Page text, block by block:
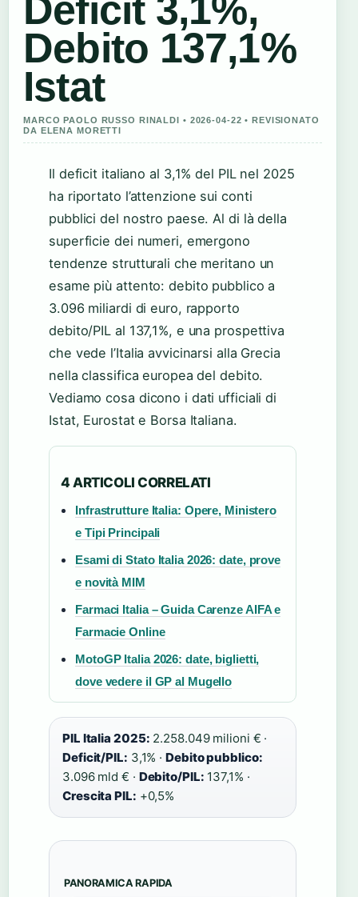
Deficit 3,1%,
Debito 137,1%
Istat
MARCO PAOLO RUSSO RINALDI • 2026-04-22 • REVISIONATO
DA ELENA MORETTI
Il deficit italiano al 3,1% del PIL nel 2025
ha riportato l’attenzione sui conti
pubblici del nostro paese. Al di là della
superficie dei numeri, emergono
tendenze strutturali che meritano un
esame più attento: debito pubblico a
3.096 miliardi di euro, rapporto
debito/PIL al 137,1%, e una prospettiva
che vede l’Italia avvicinarsi alla Grecia
nella classifica europea del debito.
Vediamo cosa dicono i dati ufficiali di
Istat, Eurostat e Borsa Italiana.
4 ARTICOLI CORRELATI
Infrastrutture Italia: Opere, Ministero
e Tipi Principali
Esami di Stato Italia 2026: date, prove
e novità MIM
Farmaci Italia – Guida Carenze AIFA e
Farmacie Online
MotoGP Italia 2026: date, biglietti,
dove vedere il GP al Mugello
PIL Italia 2025: 2.258.049 milioni € ·
Deficit/PIL: 3,1% ·Debito pubblico:
3.096 mld € · Debito/PIL: 137,1% ·
Crescita PIL: +0,5%
PANORAMICA RAPIDA